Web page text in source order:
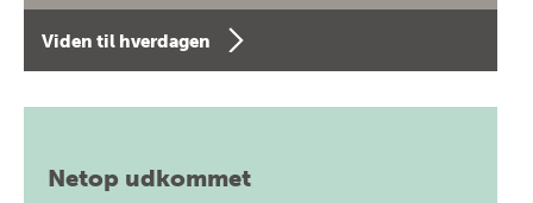
Viden til hverdagen
Netop udkommet